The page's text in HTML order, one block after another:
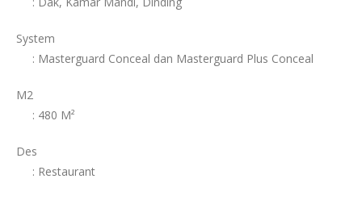
System
: Masterguard Conceal dan Masterguard Plus Conceal
M2
: 480 M²
Des
: Restaurant